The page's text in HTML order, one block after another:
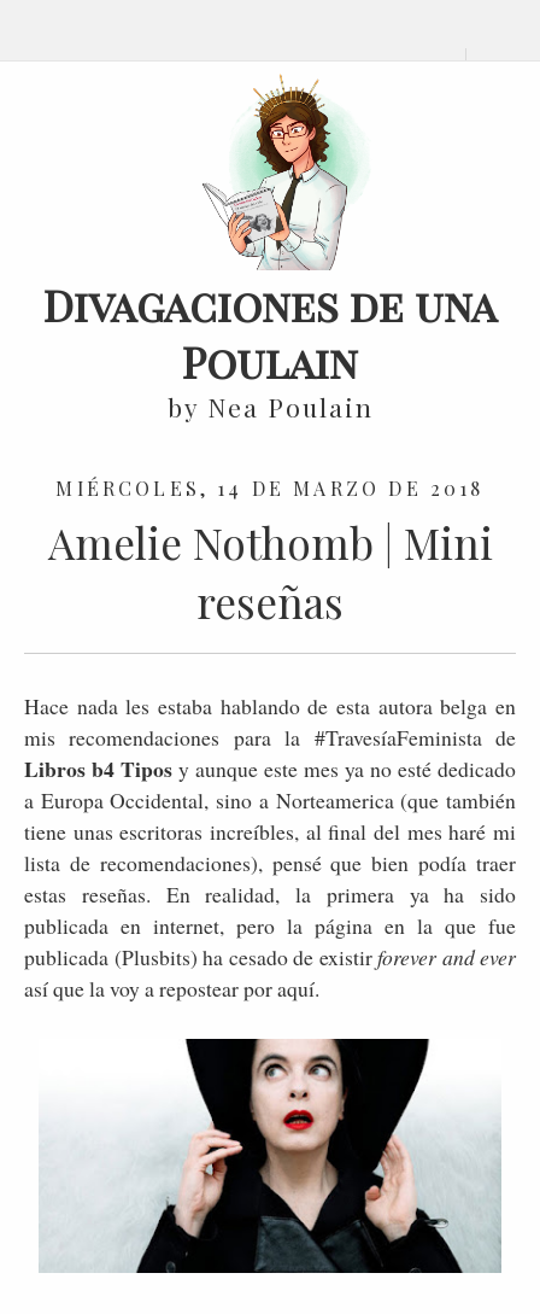
Divagaciones de una
Poulain
by Nea Poulain
MIÉRCOLES, 14 DE MARZO DE 2018
Amelie Nothomb | Mini
reseñas
Hace nada les estaba hablando de esta autora belga en
mis recomendaciones para la #TravesíaFeminista de
Libros b4 Tipos y aunque este mes ya no esté dedicado
a Europa Occidental, sino a Norteamerica (que también
tiene unas escritoras increíbles, al final del mes haré mi
lista de recomendaciones), pensé que bien podía traer
estas reseñas. En realidad, la primera ya ha sido
publicada en internet, pero la página en la que fue
publicada (Plusbits) ha cesado de existirforever and ever
así que la voy a repostear por aquí.